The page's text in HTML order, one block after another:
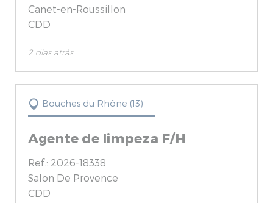
Canet-en-Roussillon
CDD
2 dias atrás
Bouches du Rhône (13)
Agente de limpeza F/H
Ref.: 2026-18338
Salon De Provence
CDD